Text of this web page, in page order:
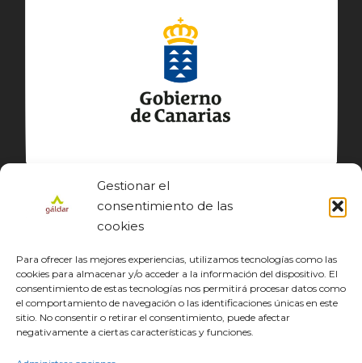
Gestionar el
consentimiento de las
cookies
Para ofrecer las mejores experiencias, utilizamos tecnologías como las
cookies para almacenar y/o acceder a la información del dispositivo. El
consentimiento de estas tecnologías nos permitirá procesar datos como
el comportamiento de navegación o las identificaciones únicas en este
sitio. No consentir o retirar el consentimiento, puede afectar
negativamente a ciertas características y funciones.
© GÁLDAR JACOBEO 2027
CONOCE